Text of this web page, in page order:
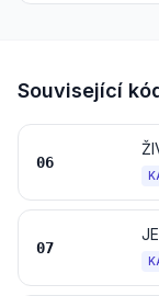
Související
06
07